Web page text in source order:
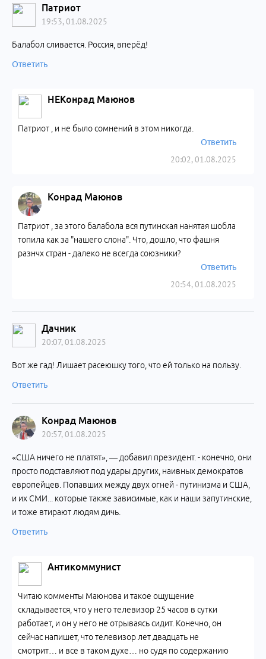
Патриот
19:53, 01.08.2025
Балабол сливается. Россия, вперёд!
Ответить
НЕКонрад Маюнов
20:02, 01.08.2025
Патриот , и не было сомнений в этом никогда.
Ответить
Конрад Маюнов
20:54, 01.08.2025
Патриот , за этого балабола вся путинская нанятая шобла
топила как за "нашего слона". Что, дошло, что фашня
разнчх стран - далеко не всегда союзники?
Ответить
Дачник
20:07, 01.08.2025
Вот же гад! Лишает расеюшку того, что ей только на пользу.
Ответить
Конрад Маюнов
20:57, 01.08.2025
«США ничего не платят», — добавил президент. - конечно, они
просто подставляют под удары других, наивных демократов
европейцев. Попавших между двух огней - путинизма и США,
и их СМИ... которые также зависимые, как и наши запутинские,
и тоже втирают людям дичь.
Ответить
Антикоммунист
Читаю комменты Маюнова и такое ощущение
складывается, что у него телевизор 25 часов в сутки
работает, и он у него не отрываясь сидит. Конечно, он
сейчас напишет, что телевизор лет двадцать не
смотрит… и все в таком духе… но судя по содержанию